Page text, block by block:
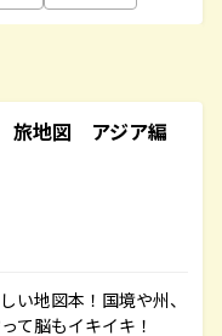
旅地図 アジア編
い地図本！国境や州、
て脳もイキイキ！